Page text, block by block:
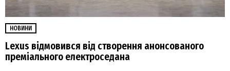
НОВИНИ
Lexus відмовився від створення анонсованого
преміального електроседана